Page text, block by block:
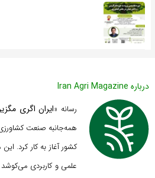
درباره Iran Agri Magazine
رسانه «ایران اگری
همه‌جانبه صنعت
کشور آغاز به کار کرد.
علمی و کاربردی